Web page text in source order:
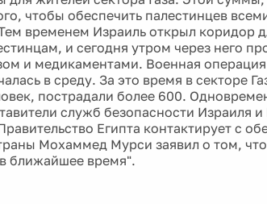
чтобы обеспечить палестинцев
временем Израиль открыл коридор
и сегодня утром через него
и медикаментами. Военная
в среду. За это время в секторе
пострадали более 600.
служб безопасности Израиля
Египта контактирует с
Мохаммед Мурси заявил о том,
ближайшее время".